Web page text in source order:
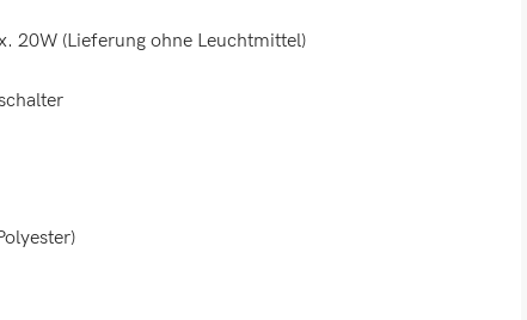
20W (Lieferung ohne Leuchtmittel)